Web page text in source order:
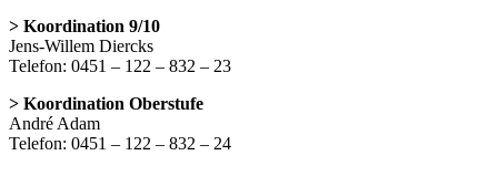
> Koordination 9/10
Jens-Willem Diercks
Telefon: 0451 – 122 – 832 – 23
> Koordination Oberstufe
André Adam
Telefon: 0451 – 122 – 832 – 24